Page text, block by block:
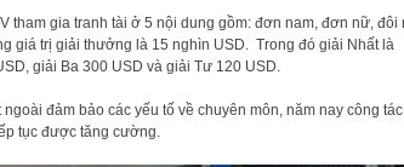
tham gia tranh tài ở 5 nội dung gồm: đơn nam, đơn nữ, đôi
giá trị giải thưởng là 15 nghìn USD. Trong đó giải Nhất là
giải Ba 300 USD và giải Tư 120 USD.
đảm bảo các yếu tố về chuyên môn, năm nay công tác
tục được tăng cường.